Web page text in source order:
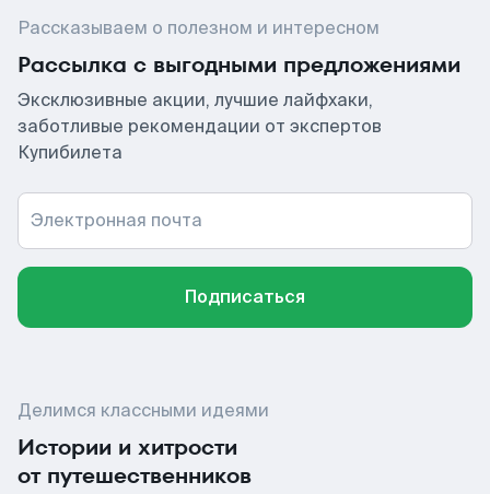
Рассказываем о полезном и интересном
Рассылка с выгодными предложениями
Эксклюзивные акции, лучшие лайфхаки,
заботливые рекомендации от экспертов
Купибилета
Электронная почта
Подписаться
Делимся классными идеями
Истории и хитрости
от путешественников